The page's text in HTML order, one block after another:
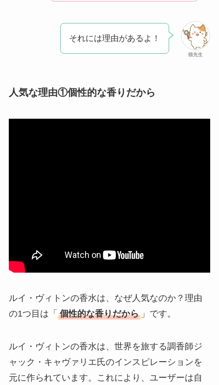
テはなぜ高い？なぜ
人気？安く買える方
法も解説！
なぜ高い？なぜ人
猫先生
それには理由があるよ！
人気な理由①個性的な香りだから
ルイ・ヴィトンの香水は、なぜ人気なのか？理由
の1つ目は「 個性的な香りだから 」です。
ルイ・ヴィトンの香水は、世界を旅する調香師ジ
ャック・キャヴァリエ氏のインスピレーションを
元に作られています。これにより、ユーザーは自